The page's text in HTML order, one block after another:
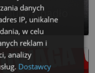
wpadło
danych
IP, unikalne
w celu
reklam i
analizy
Dostawcy